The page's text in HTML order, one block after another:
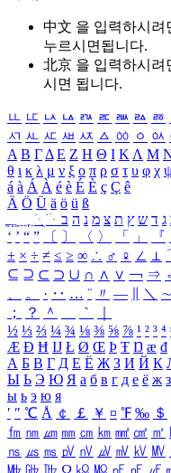
中文 을 입력하시려
누르시면됩니다.
北京 을 입력하시려
시면 됩니다.
ㅥ ㅦ ㅧ ㅨ ㅩ ㅪ ㅫ ㅬ ㅭ
ㅺ ㅻ ㅼ ㅽ ㅾ ㅿ ㆀ ㆁ ㆂ
Α Β ΓΔ Ε Ζ Η Θ Ι ΚΛ Μ
θ ι κ λ μ ν ξ ο π ρ σ τ υ φ χ
á à Á À é è É È ç Ç ê
Ä Ö Ü ä ö ü ß
ִֶֹ ֻּ ׁׂ ג ד ש ץ ת צ מ נ ה ב
‘ ’ “ ” 〔 〕 〈 〉 「 」 『
± × ÷ ≠ ≤ ≥ ∞ ∴ ♂ ♀ ∠ ⊥
⊆ ⊇ ⊂ ⊃ ∪ ∩ ∧ ∨ ￢ ⇒
、
。 · ‥ … ¨ 〃 ― ＼ ∼
；
？ ＾ ｀
½ ⅓ ⅔ ¼ ¾ ⅛ ⅜ ⅝ ⅞ ¹ ² ³ ⁴
Æ Ð Ħ Ĳ Ł Ø Œ Þ Ŧ Ŋ æ đ
А Б В Г Д Е Ё Ж З И Й К
Ы Ь Э Ю Я а б в г д е ё ж з
ы ь э ю я
′ ″ ℃ Å ￠ ￡ ￥ ¤ ℉ ‰ ＄
㎙ ㎚ ㎛ ㎜ ㎝ ㎞ ㎟ ㎠ ㎡
㎱ ㎲ ㎳ ㎴ ㎵ ㎶ ㎷ ㎸ ㎹